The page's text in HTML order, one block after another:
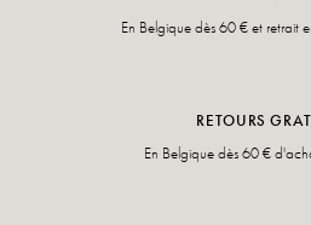
En Belgique dès 60 € et retrait
RETOURS
En Belgique dès 60 €